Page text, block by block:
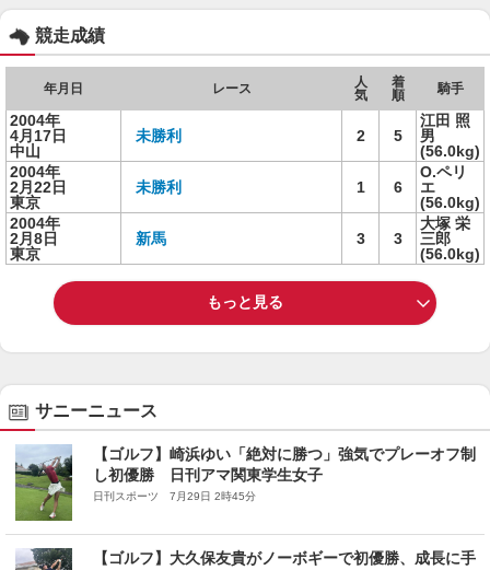
競走成績
年月日 レース
人
気
着
順
騎手
2004年
4月17日
中山
未勝利 2 5
江田 照
男
(56.0kg)
2004年
2月22日
東京
未勝利 1 6
O.ペリ
エ
(56.0kg)
2004年
2月8日
東京
新馬 3 3
大塚 栄
三郎
(56.0kg)
もっと見る
サニーニュース
【ゴルフ】崎浜ゆい「絶対に勝つ」強気でプレーオフ制
し初優勝 日刊アマ関東学生女子
日刊スポーツ 7月29日 2時45分
【ゴルフ】大久保友貴がノーボギーで初優勝、成長に手